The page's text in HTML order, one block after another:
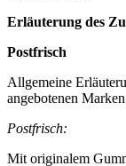
Erläuterung des
Postfrisch
Allgemeine
angebotenen
Postfrisch:
Mit originalem